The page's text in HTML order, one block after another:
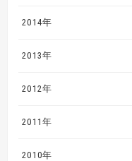
2014年
2013年
2012年
2011年
2010年